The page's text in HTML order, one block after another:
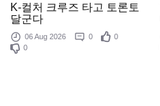
K-컬처 크루즈 타고 토론토
달군다
06 Aug 2026 0
0
0